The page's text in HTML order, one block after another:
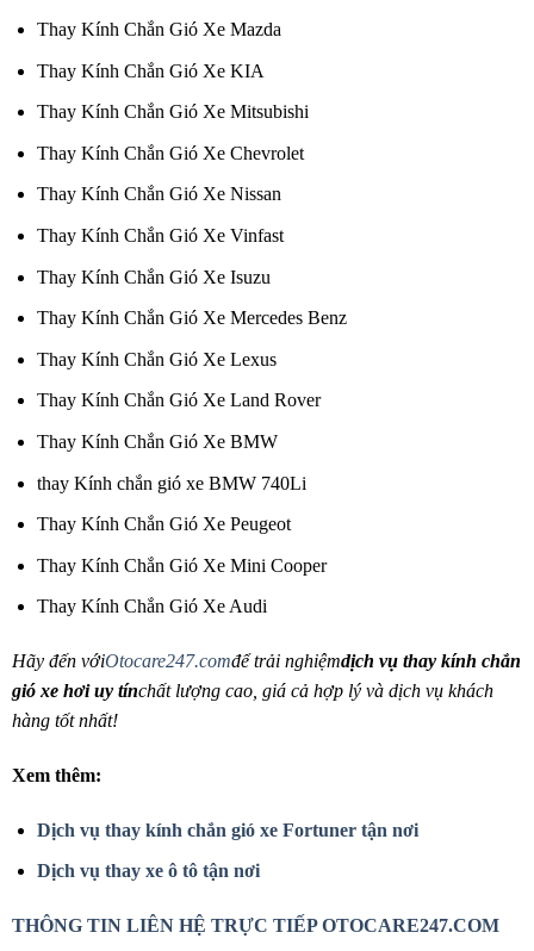
Thay Kính Chắn Gió Xe Mazda
Thay Kính Chắn Gió Xe KIA
Thay Kính Chắn Gió Xe Mitsubishi
Thay Kính Chắn Gió Xe Chevrolet
Thay Kính Chắn Gió Xe Nissan
Thay Kính Chắn Gió Xe Vinfast
Thay Kính Chắn Gió Xe Isuzu
Thay Kính Chắn Gió Xe Mercedes Benz
Thay Kính Chắn Gió Xe Lexus
Thay Kính Chắn Gió Xe Land Rover
Thay Kính Chắn Gió Xe BMW
thay Kính chắn gió xe BMW 740Li
Thay Kính Chắn Gió Xe Peugeot
Thay Kính Chắn Gió Xe Mini Cooper
Thay Kính Chắn Gió Xe Audi
Hãy đến vớiOtocare247.comđể trải nghiệmdịch vụ thay kính chắn
gió xe hơi uy tínchất lượng cao, giá cả hợp lý và dịch vụ khách
hàng tốt nhất!
Xem thêm:
Dịch vụ thay kính chắn gió xe Fortuner tận nơi
Dịch vụ thay xe ô tô tận nơi
THÔNG TIN LIÊN HỆ TRỰC TIẾP OTOCARE247.COM